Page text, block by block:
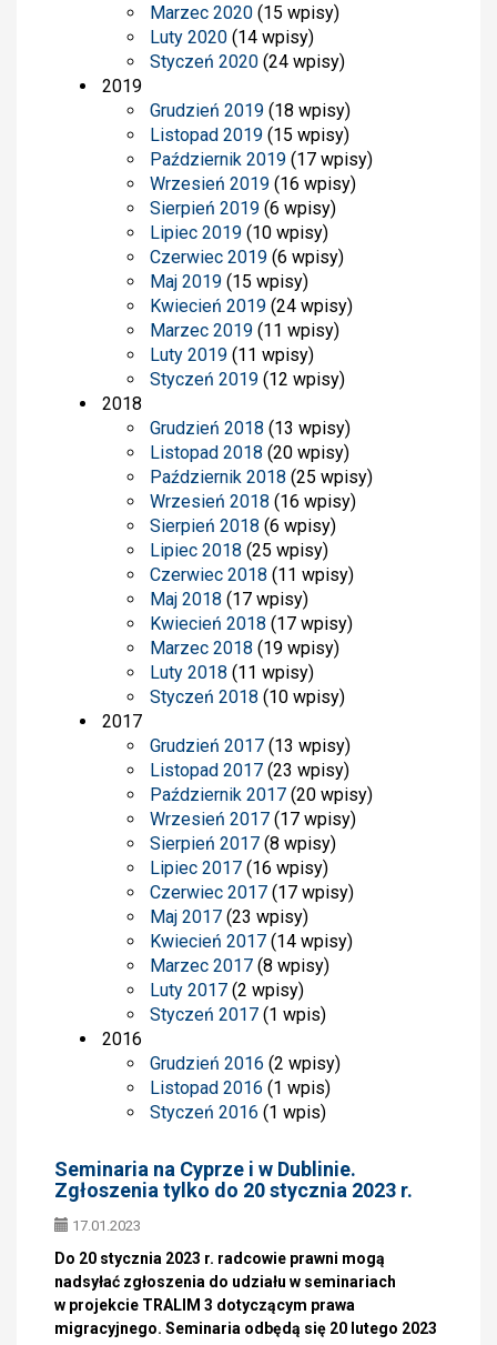
Marzec 2020 (15 wpisy)
Luty 2020 (14 wpisy)
Styczeń 2020 (24 wpisy)
2019
Grudzień 2019 (18 wpisy)
Listopad 2019 (15 wpisy)
Październik 2019 (17 wpisy)
Wrzesień 2019 (16 wpisy)
Sierpień 2019 (6 wpisy)
Lipiec 2019 (10 wpisy)
Czerwiec 2019 (6 wpisy)
Maj 2019 (15 wpisy)
Kwiecień 2019 (24 wpisy)
Marzec 2019 (11 wpisy)
Luty 2019 (11 wpisy)
Styczeń 2019 (12 wpisy)
2018
Grudzień 2018 (13 wpisy)
Listopad 2018 (20 wpisy)
Październik 2018 (25 wpisy)
Wrzesień 2018 (16 wpisy)
Sierpień 2018 (6 wpisy)
Lipiec 2018 (25 wpisy)
Czerwiec 2018 (11 wpisy)
Maj 2018 (17 wpisy)
Kwiecień 2018 (17 wpisy)
Marzec 2018 (19 wpisy)
Luty 2018 (11 wpisy)
Styczeń 2018 (10 wpisy)
2017
Grudzień 2017 (13 wpisy)
Listopad 2017 (23 wpisy)
Październik 2017 (20 wpisy)
Wrzesień 2017 (17 wpisy)
Sierpień 2017 (8 wpisy)
Lipiec 2017 (16 wpisy)
Czerwiec 2017 (17 wpisy)
Maj 2017 (23 wpisy)
Kwiecień 2017 (14 wpisy)
Marzec 2017 (8 wpisy)
Luty 2017 (2 wpisy)
Styczeń 2017 (1 wpis)
2016
Grudzień 2016 (2 wpisy)
Listopad 2016 (1 wpis)
Styczeń 2016 (1 wpis)
Seminaria na Cyprze i w Dublinie.
Zgłoszenia tylko do 20 stycznia 2023 r.
17.01.2023
Do 20 stycznia 2023 r. radcowie prawni mogą
nadsyłać zgłoszenia do udziału w seminariach
w projekcie TRALIM 3 dotyczącym prawa
migracyjnego. Seminaria odbędą się 20 lutego 2023